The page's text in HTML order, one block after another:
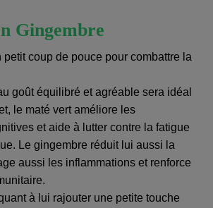
Gingembre
petit coup de pouce pour combattre la
goût équilibré et agréable sera idéal
le maté vert améliore les
et aide à lutter contre la fatigue
Le gingembre réduit lui aussi la
aussi les inflammations et renforce
à lui rajouter une petite touche